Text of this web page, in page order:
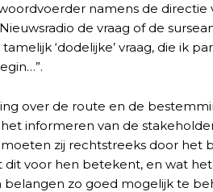
namens de
de vraag of de
‘dodelijke’ vraag, die ik
over de route en de
informeren van de
zij rechtstreeks door het
voor hen betekent, en wat
zo goed mogelijk te